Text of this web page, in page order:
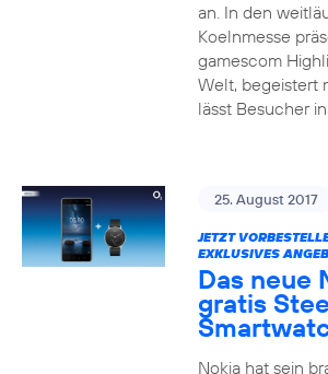
an. In den
Koelnmesse
gamescom
Welt, begeistert
lässt Besucher
25. August 2017
JETZT
EXKLUSIVES
Das neue
gratis
Nokia hat sein